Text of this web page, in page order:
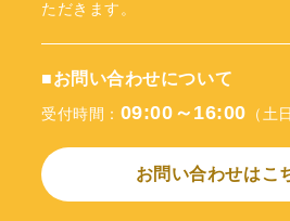
ただきます。
■お問い合わせについて
受付時間： 09:00～16:00 （土
お問い合わせはこ